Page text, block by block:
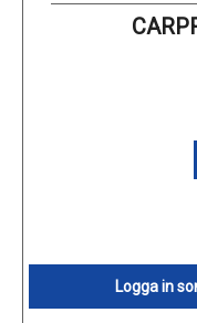
Logga in